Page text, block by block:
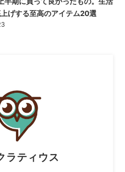
げする至高のアイテム20選
ラティウス